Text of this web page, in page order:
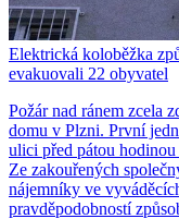
Elektrická koloběžka
evakuovali 22 obyvatel
Požár nad ránem zcela
domu v Plzni. První
ulici před pátou
Ze zakouřených
nájemníky ve
pravděpodobností